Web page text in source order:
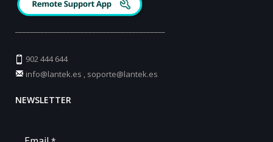
902 444 644
info@lantek.es , soporte@lantek.es
NEWSLETTER